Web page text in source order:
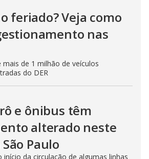
feriado? Veja como
nas
mais de 1 milhão de veículos
do DER
e ônibus têm
alterado neste
Paulo
início da circulação de algumas linhas